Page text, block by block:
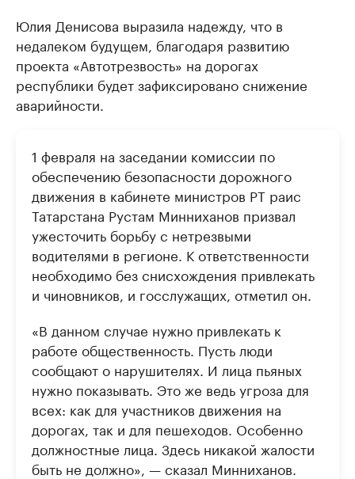
Юлия Денисова выразила надежду, что в
недалеком будущем, благодаря развитию
проекта «Автотрезвость» на дорогах
республики будет зафиксировано снижение
аварийности.
1 февраля на заседании комиссии по
обеспечению безопасности дорожного
движения в кабинете министров РТ раис
Татарстана Рустам Минниханов призвал
ужесточить борьбу с нетрезвыми
водителями в регионе. К ответственности
необходимо без снисхождения привлекать
и чиновников, и госслужащих, отметил он.
«В данном случае нужно привлекать к
работе общественность. Пусть люди
сообщают о нарушителях. И лица пьяных
нужно показывать. Это же ведь угроза для
всех: как для участников движения на
дорогах, так и для пешеходов. Особенно
должностные лица. Здесь никакой жалости
быть не должно», — сказал Минниханов.